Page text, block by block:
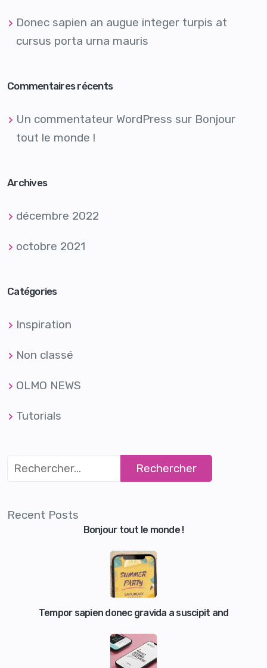
Donec sapien an augue integer turpis at
cursus porta urna mauris
Commentaires récents
Un commentateur WordPress sur Bonjour
tout le monde !
Archives
décembre 2022
octobre 2021
Catégories
Inspiration
Non classé
OLMO NEWS
Tutorials
Recent Posts
Bonjour tout le monde !
Tempor sapien donec gravida a suscipit and